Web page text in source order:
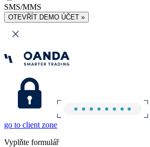
SMS/MMS
OTEVŘÍT DEMO ÚČET »
go to client zone
Vyplňte formulář